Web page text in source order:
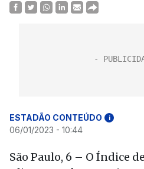
ESTADÃO CONTEÚDO i
06/01/2023 - 10:44
São Paulo, 6 – O Índice